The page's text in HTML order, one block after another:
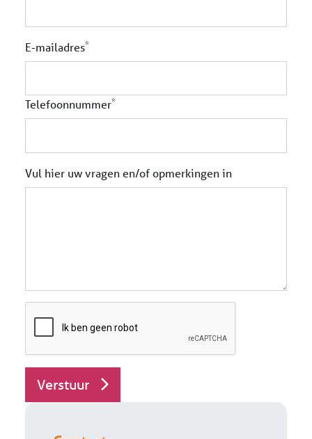
E-mailadres*
Telefoonnummer*
Vul hier uw vragen en/of opmerkingen in
Verstuur